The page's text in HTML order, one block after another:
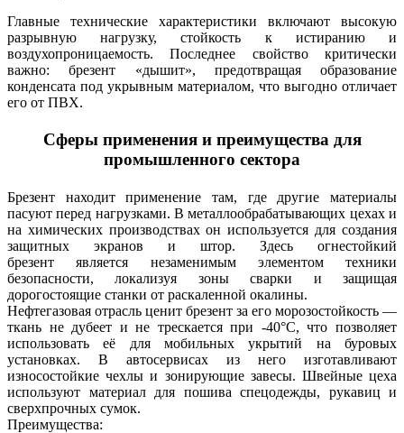
Главные технические характеристики включают высокую
разрывную нагрузку, стойкость к истиранию и
воздухопроницаемость. Последнее свойство критически
важно: брезент «дышит», предотвращая образование
конденсата под укрывным материалом, что выгодно отличает
его от ПВХ.
Сферы применения и преимущества для
промышленного сектора
Брезент находит применение там, где другие материалы
пасуют перед нагрузками. В металлообрабатывающих цехах и
на химических производствах он используется для создания
защитных экранов и штор. Здесь огнестойкий
брезент является незаменимым элементом техники
безопасности, локализуя зоны сварки и защищая
дорогостоящие станки от раскаленной окалины.
Нефтегазовая отрасль ценит брезент за его морозостойкость —
ткань не дубеет и не трескается при -40°C, что позволяет
использовать её для мобильных укрытий на буровых
установках. В автосервисах из него изготавливают
износостойкие чехлы и зонирующие завесы. Швейные цеха
используют материал для пошива спецодежды, рукавиц и
сверхпрочных сумок.
Преимущества: